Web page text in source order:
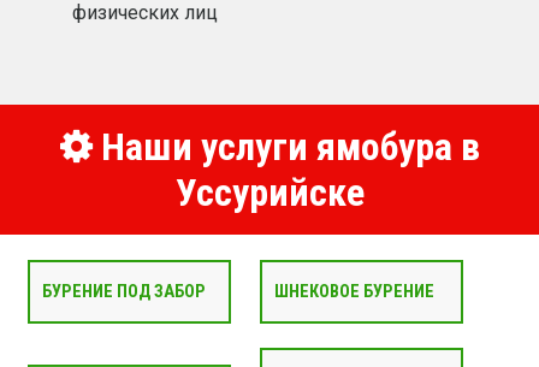
физических лиц
Наши услуги ямобура в
Уссурийске
БУРЕНИЕ ПОД ЗАБОР ШНЕКОВОЕ БУРЕНИЕ